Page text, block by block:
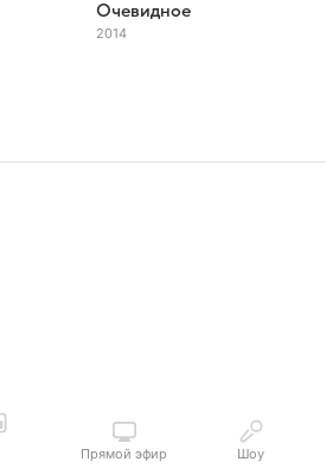
Очевидное
2014
Прямой эфир Шоу